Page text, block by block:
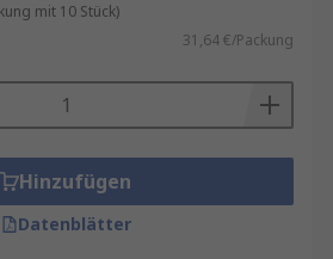
mit 10 Stück)
31,64 €/Packung
Hinzufügen
Datenblätter